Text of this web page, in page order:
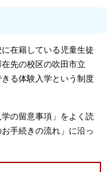
在籍している児童生徒
先の校区の吹田市立
る体験入学という制度
の留意事項」をよく読
手続きの流れ」に沿っ